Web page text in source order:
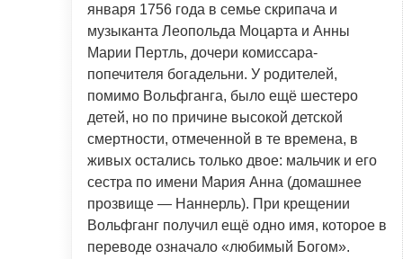
января 1756 года в семье скрипача и
музыканта Леопольда Моцарта и Анны
Марии Пертль, дочери комиссара-
попечителя богадельни. У родителей,
помимо Вольфганга, было ещё шестеро
детей, но по причине высокой детской
смертности, отмеченной в те времена, в
живых остались только двое: мальчик и его
сестра по имени Мария Анна (домашнее
прозвище — Наннерль). При крещении
Вольфганг получил ещё одно имя, которое в
переводе означало «любимый Богом».